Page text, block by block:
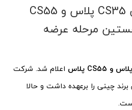
شرایط خرید چانگان CS35 پلاس و CS55
مرحله عرضه
اعلام شد. شرکت
چینی را برعهده داشت و حالا